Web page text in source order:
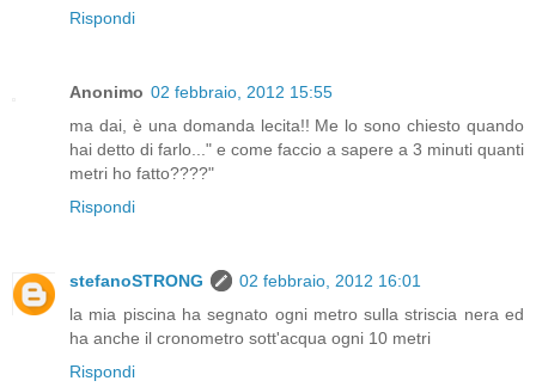
Rispondi
Anonimo 02 febbraio, 2012 15:55
ma dai, è una domanda lecita!! Me lo sono chiesto quando
hai detto di farlo..." e come faccio a sapere a 3 minuti quanti
metri ho fatto????"
Rispondi
stefanoSTRONG
02 febbraio, 2012 16:01
la mia piscina ha segnato ogni metro sulla striscia nera ed
ha anche il cronometro sott'acqua ogni 10 metri
Rispondi